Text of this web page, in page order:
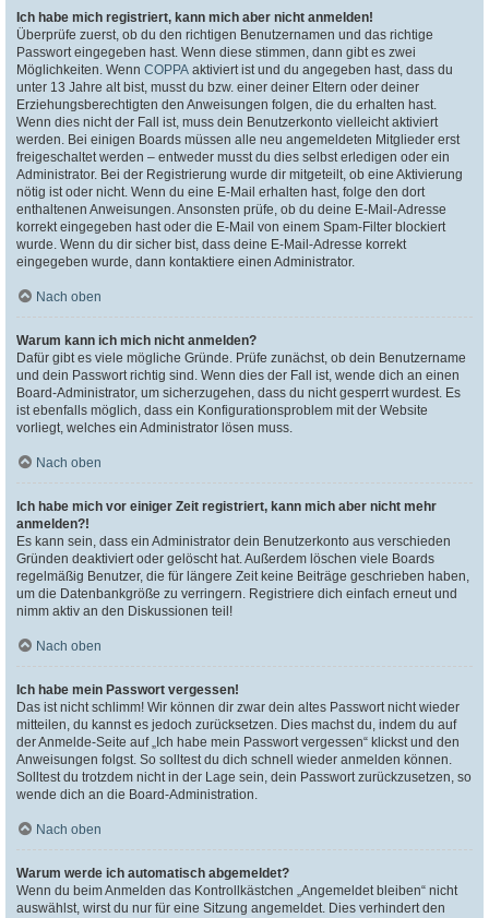
Ich habe mich registriert, kann mich aber nicht anmelden!
Überprüfe zuerst, ob du den richtigen Benutzernamen und das richtige
Passwort eingegeben hast. Wenn diese stimmen, dann gibt es zwei
Möglichkeiten. Wenn COPPA aktiviert ist und du angegeben hast, dass du
unter 13 Jahre alt bist, musst du bzw. einer deiner Eltern oder deiner
Erziehungsberechtigten den Anweisungen folgen, die du erhalten hast.
Wenn dies nicht der Fall ist, muss dein Benutzerkonto vielleicht aktiviert
werden. Bei einigen Boards müssen alle neu angemeldeten Mitglieder erst
freigeschaltet werden – entweder musst du dies selbst erledigen oder ein
Administrator. Bei der Registrierung wurde dir mitgeteilt, ob eine Aktivierung
nötig ist oder nicht. Wenn du eine E-Mail erhalten hast, folge den dort
enthaltenen Anweisungen. Ansonsten prüfe, ob du deine E-Mail-Adresse
korrekt eingegeben hast oder die E-Mail von einem Spam-Filter blockiert
wurde. Wenn du dir sicher bist, dass deine E-Mail-Adresse korrekt
eingegeben wurde, dann kontaktiere einen Administrator.
Nach oben
Warum kann ich mich nicht anmelden?
Dafür gibt es viele mögliche Gründe. Prüfe zunächst, ob dein Benutzername
und dein Passwort richtig sind. Wenn dies der Fall ist, wende dich an einen
Board-Administrator, um sicherzugehen, dass du nicht gesperrt wurdest. Es
ist ebenfalls möglich, dass ein Konfigurationsproblem mit der Website
vorliegt, welches ein Administrator lösen muss.
Nach oben
Ich habe mich vor einiger Zeit registriert, kann mich aber nicht mehr
anmelden?!
Es kann sein, dass ein Administrator dein Benutzerkonto aus verschieden
Gründen deaktiviert oder gelöscht hat. Außerdem löschen viele Boards
regelmäßig Benutzer, die für längere Zeit keine Beiträge geschrieben haben,
um die Datenbankgröße zu verringern. Registriere dich einfach erneut und
nimm aktiv an den Diskussionen teil!
Nach oben
Ich habe mein Passwort vergessen!
Das ist nicht schlimm! Wir können dir zwar dein altes Passwort nicht wieder
mitteilen, du kannst es jedoch zurücksetzen. Dies machst du, indem du auf
der Anmelde-Seite auf „Ich habe mein Passwort vergessen“ klickst und den
Anweisungen folgst. So solltest du dich schnell wieder anmelden können.
Solltest du trotzdem nicht in der Lage sein, dein Passwort zurückzusetzen, so
wende dich an die Board-Administration.
Nach oben
Warum werde ich automatisch abgemeldet?
Wenn du beim Anmelden das Kontrollkästchen „Angemeldet bleiben“ nicht
auswählst, wirst du nur für eine Sitzung angemeldet. Dies verhindert den